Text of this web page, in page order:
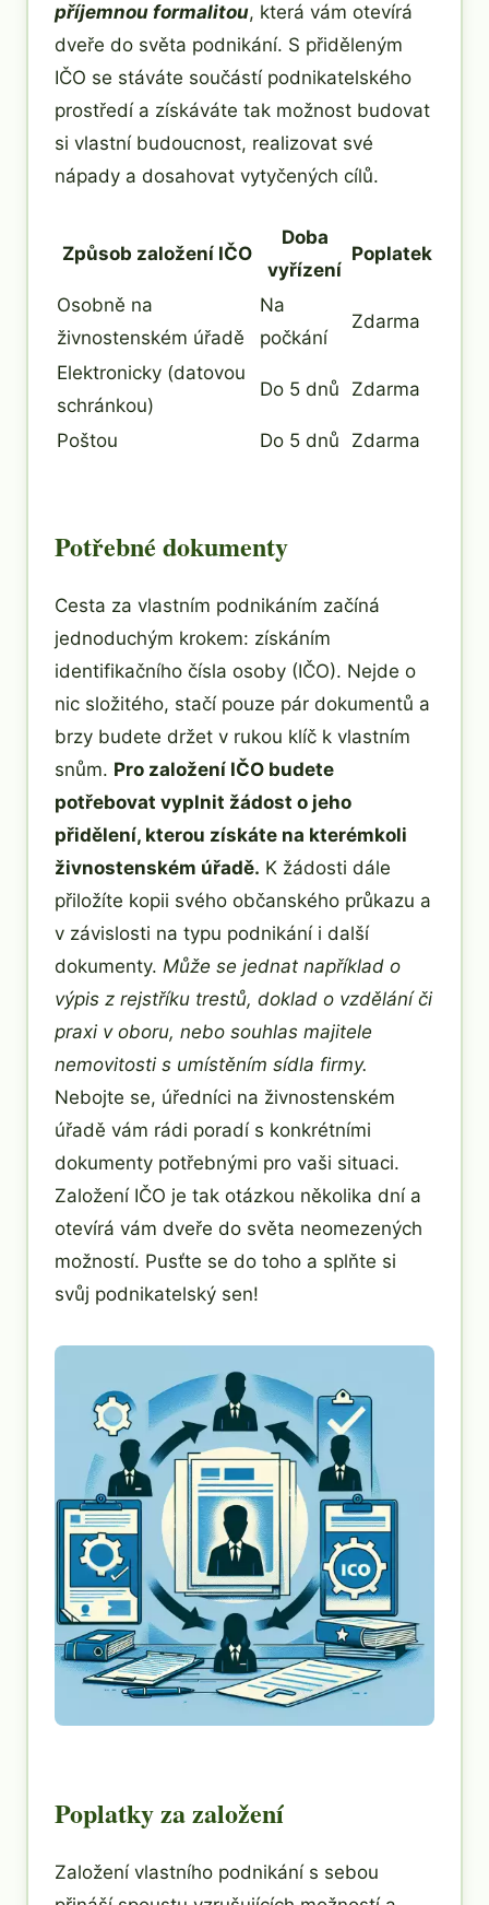
příjemnou formalitou, která vám otevírá
dveře do světa podnikání. S přiděleným
IČO se stáváte součástí podnikatelského
prostředí a získáváte tak možnost budovat
si vlastní budoucnost, realizovat své
nápady a dosahovat vytyčených cílů.
Způsob založení IČO
Doba
vyřízení
Poplatek
Osobně na
živnostenském úřadě
Na
počkání
Zdarma
Elektronicky (datovou
schránkou)
Do 5 dnů Zdarma
Poštou Do 5 dnů Zdarma
Potřebné dokumenty
Cesta za vlastním podnikáním začíná
jednoduchým krokem: získáním
identifikačního čísla osoby (IČO). Nejde o
nic složitého, stačí pouze pár dokumentů a
brzy budete držet v rukou klíč k vlastním
snům. Pro založení IČO budete
potřebovat vyplnit žádost o jeho
přidělení, kterou získáte na kterémkoli
živnostenském úřadě. K žádosti dále
přiložíte kopii svého občanského průkazu a
v závislosti na typu podnikání i další
dokumenty. Může se jednat například o
výpis z rejstříku trestů, doklad o vzdělání či
praxi v oboru, nebo souhlas majitele
nemovitosti s umístěním sídla firmy.
Nebojte se, úředníci na živnostenském
úřadě vám rádi poradí s konkrétními
dokumenty potřebnými pro vaši situaci.
Založení IČO je tak otázkou několika dní a
otevírá vám dveře do světa neomezených
možností. Pusťte se do toho a splňte si
svůj podnikatelský sen!
Poplatky za založení
Založení vlastního podnikání s sebou